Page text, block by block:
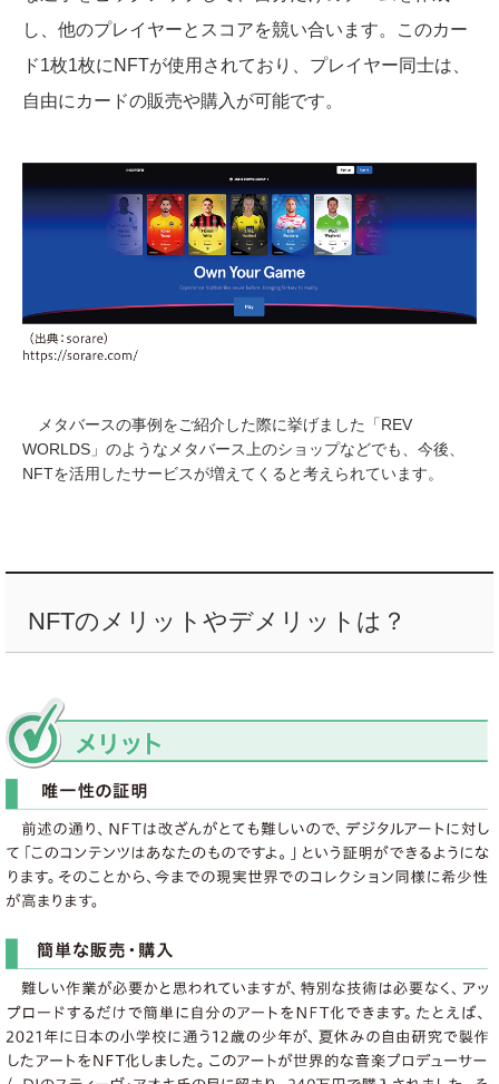
し、他のプレイヤーとスコアを競い合います。このカー
ド1枚1枚にNFTが使用されており、プレイヤー同士は、
自由にカードの販売や購入が可能です。
メタバースの事例をご紹介した際に挙げました「REV
WORLDS」のようなメタバース上のショップなどでも、今後、
NFTを活用したサービスが増えてくると考えられています。
NFTのメリットやデメリットは？